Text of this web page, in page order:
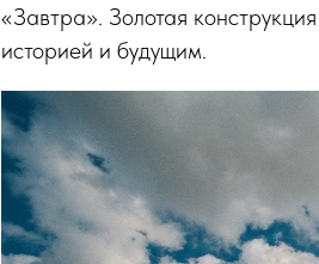
«Завтра». Золотая
историей и будущим.